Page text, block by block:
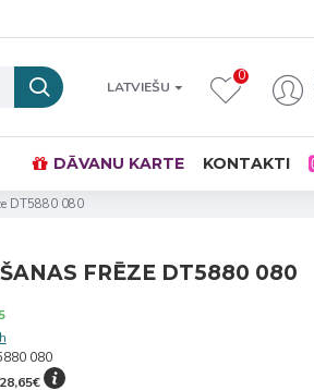
LATVIEŠU
0
DĀVANU KARTE KONTAKTI
DT5880 080
FRĒZE DT5880 080
080
28,65€